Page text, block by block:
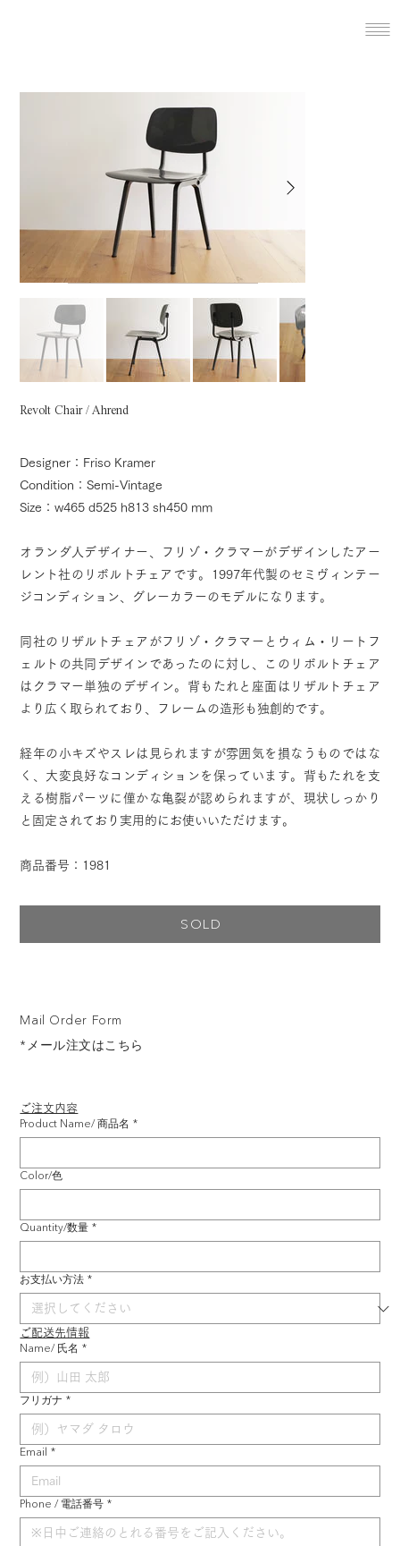
ご注文内容
Product Name/ 商品名 *
Color/色
Quantity/数量 *
お支払い方法 *
ご配送先情報
Name/ 氏名 *
フリガナ *
Email *
Phone / 電話番号 *
Mail Order Form
*メール注文はこちら
Revolt Chair / Ahrend
Designer：Friso Kramer
Condition：Semi-Vintage
Size：w465 d525 h813 sh450 mm
オランダ人デザイナー、フリゾ・クラマーがデザインしたアー
レント社のリボルトチェアです。1997年代製のセミヴィンテー
ジコンディション、グレーカラーのモデルになります。
同社のリザルトチェアがフリゾ・クラマーとウィム・リートフ
ェルトの共同デザインであったのに対し、このリボルトチェア
はクラマー単独のデザイン。背もたれと座面はリザルトチェア
より広く取られており、フレームの造形も独創的です。
経年の小キズやスレは見られますが雰囲気を損なうものではな
く、大変良好なコンディションを保っています。背もたれを支
える樹脂パーツに僅かな亀裂が認められますが、現状しっかり
と固定されており実用的にお使いいただけます。
商品番号：1981
SOLD